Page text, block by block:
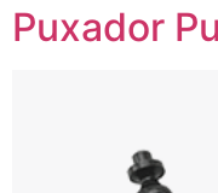
Puxador